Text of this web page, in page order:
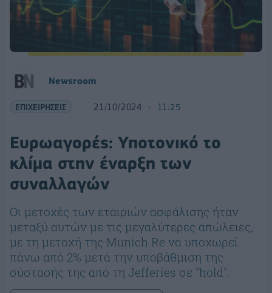
Newsroom
ΕΠΙΧΕΙΡΗΣΕΙΣ 21/10/2024 11:25
Ευρωαγορές: Υποτονικό το
κλίμα στην έναρξη των
συναλλαγών
Οι μετοχές των εταιριών ασφάλισης ήταν
μεταξύ αυτών με τις μεγαλύτερες απώλειες,
με τη μετοχή της Munich Re να υποχωρεί
πάνω από 2% μετά την υποβάθμιση της
σύστασής της από τη Jefferies σε "hold".